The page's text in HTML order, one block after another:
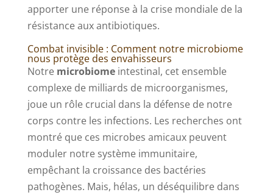
apporter une réponse à la crise mondiale de la
résistance aux antibiotiques.
Combat invisible : Comment notre microbiome
nous protège des envahisseurs
Notre microbiomeintestinal, cet ensemble
complexe de milliards de microorganismes,
joue un rôle crucial dans la défense de notre
corps contre les infections. Les recherches ont
montré que ces microbes amicaux peuvent
moduler notre système immunitaire,
empêchant la croissance des bactéries
pathogènes. Mais, hélas, un déséquilibre dans